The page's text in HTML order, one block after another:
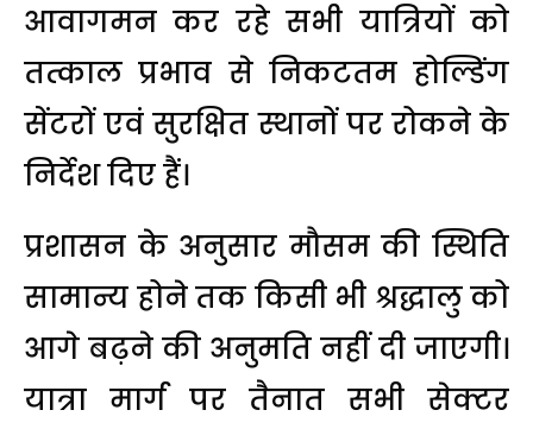
आवागमन कर रहे सभी यात्रियों को
तत्काल प्रभाव से निकटतम होल्डिंग
सेंटरों एवं सुरक्षित स्थानों पर रोकने के
निर्देश दिए हैं।
प्रशासन के अनुसार मौसम की स्थिति
सामान्य होने तक किसी भी श्रद्धालु को
आगे बढ़ने की अनुमति नहीं दी जाएगी।
यात्रा मार्ग पर तैनात सभी सेक्टर